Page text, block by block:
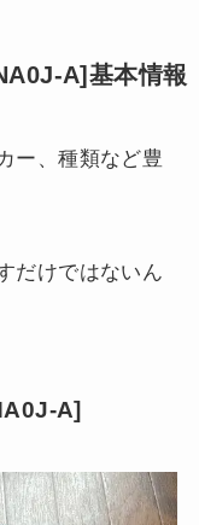
A]基本情報
ー、種類など豊
だけではないん
A]